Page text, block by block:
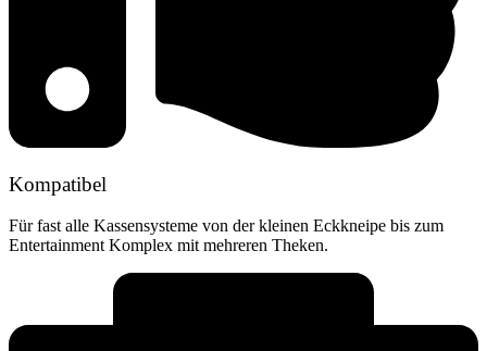
Kompatibel
Für fast alle Kassensysteme von der kleinen Eckkneipe bis zum
Entertainment Komplex mit mehreren Theken.